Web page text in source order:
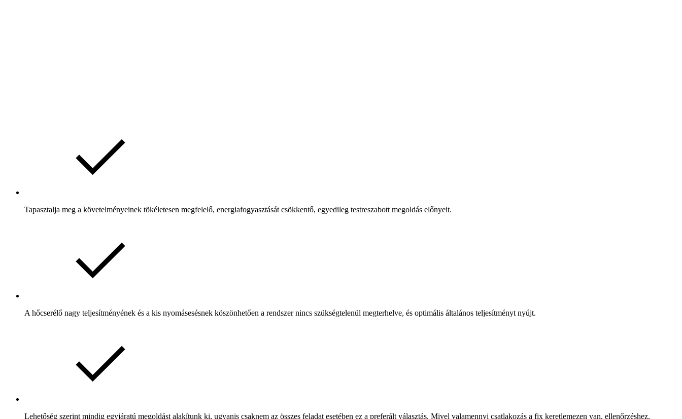
Tapasztalja meg a követelményeinek tökéletesen megfelelő, energiafogyasztását csökkentő, egyedileg testreszabott megoldás előnyeit.
A hőcserélő nagy teljesítményének és a kis nyomásesésnek köszönhetően a rendszer nincs szükségtelenül megterhelve, és optimális általános teljesítményt nyújt.
Lehetőség szerint mindig egyjáratú megoldást alakítunk ki, ugyanis csaknem az összes feladat esetében ez a preferált választás. Mivel valamennyi csatlakozás a fix keretlemezen van, ellenőrzéshez,